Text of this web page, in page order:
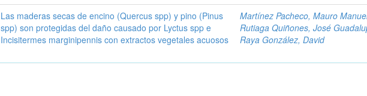
Las maderas secas de encino (Quercus spp) y pino (Pinus
spp) son protegidas del daño causado por Lyctus spp e
Incisitermes marginipennis con extractos vegetales acuosos
Martínez Pacheco, Mauro
Rutiaga Quiñones, José
Raya González, David